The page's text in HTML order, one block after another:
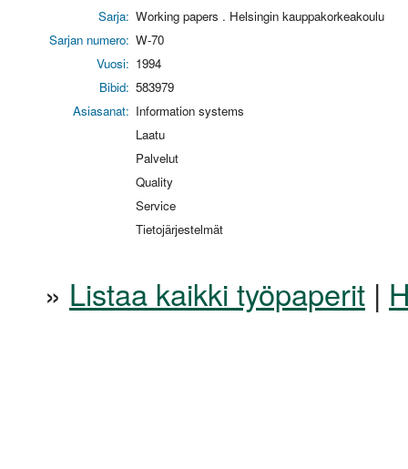
Sarja: Working papers . Helsingin kauppakorkeakoulu
Sarjan numero: W-70
Vuosi: 1994
Bibid: 583979
Asiasanat: Information systems
Laatu
Palvelut
Quality
Service
Tietojärjestelmät
» Listaa kaikki työpaperit |